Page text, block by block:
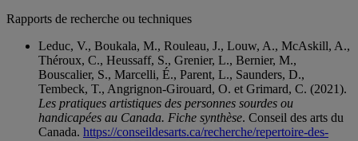
Rapports de recherche ou techniques
Leduc, V., Boukala, M., Rouleau, J., Louw, A., McAskill, A.,
Théroux, C., Heussaff, S., Grenier, L., Bernier, M.,
Bouscalier, S., Marcelli, É., Parent, L., Saunders, D.,
Tembeck, T., Angrignon-Girouard, O. et Grimard, C. (2021).
Les pratiques artistiques des personnes sourdes ou
handicapées au Canada. Fiche synthèse. Conseil des arts du
Canada. https://conseildesarts.ca/recherche/repertoire-des-